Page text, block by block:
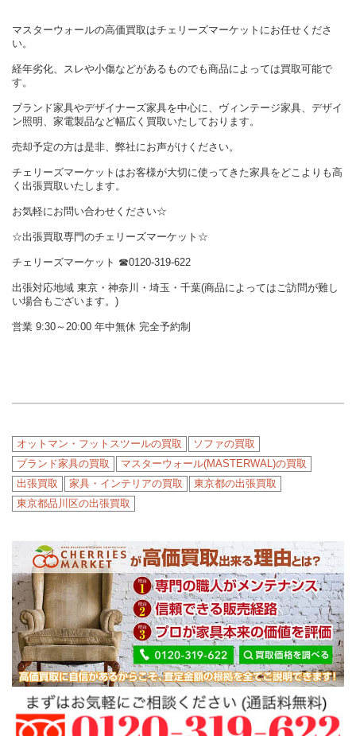
マスターウォールの高価買取はチェリーズマーケットにお任せくださ
い。
経年劣化、スレや小傷などがあるものでも商品によっては買取可能で
す。
ブランド家具やデザイナーズ家具を中心に、ヴィンテージ家具、デザイ
ン照明、家電製品など幅広く買取いたしております。
売却予定の方は是非、弊社にお声がけください。
チェリーズマーケットはお客様が大切に使ってきた家具をどこよりも高
く出張買取いたします。
お気軽にお問い合わせください☆
☆出張買取専門のチェリーズマーケット☆
チェリーズマーケット ☎︎0120-319-622
出張対応地域 東京・神奈川・埼玉・千葉(商品によってはご訪問が難し
い場合もございます。)
営業 9:30～20:00 年中無休 完全予約制
オットマン・フットスツールの買取
ソファの買取
ブランド家具の買取
マスターウォール(MASTERWAL)の買取
出張買取
家具・インテリアの買取
東京都の出張買取
東京都品川区の出張買取